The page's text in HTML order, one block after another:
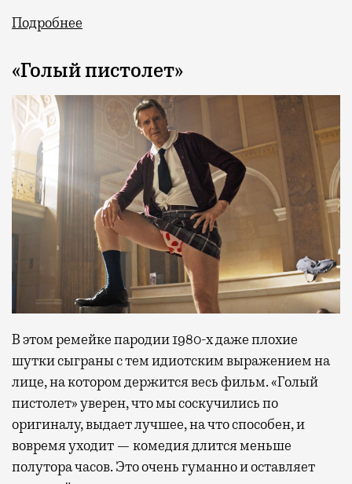
Подробнее
«Голый пистолет»
В этом ремейке пародии 1980-х даже плохие
шутки сыграны с тем идиотским выражением на
лице, на котором держится весь фильм. «Голый
пистолет» уверен, что мы соскучились по
оригиналу, выдает лучшее, на что способен, и
вовремя уходит — комедия длится меньше
полутора часов. Это очень гуманно и оставляет